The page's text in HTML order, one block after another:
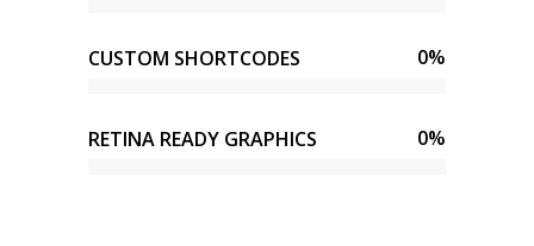
CUSTOM SHORTCODES 0%
RETINA READY GRAPHICS 0%